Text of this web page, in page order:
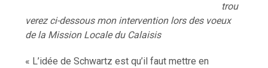
trou
verez ci-dessous mon intervention lors des voeux
de la Mission Locale du Calaisis
« L’idée de Schwartz est qu’il faut mettre en